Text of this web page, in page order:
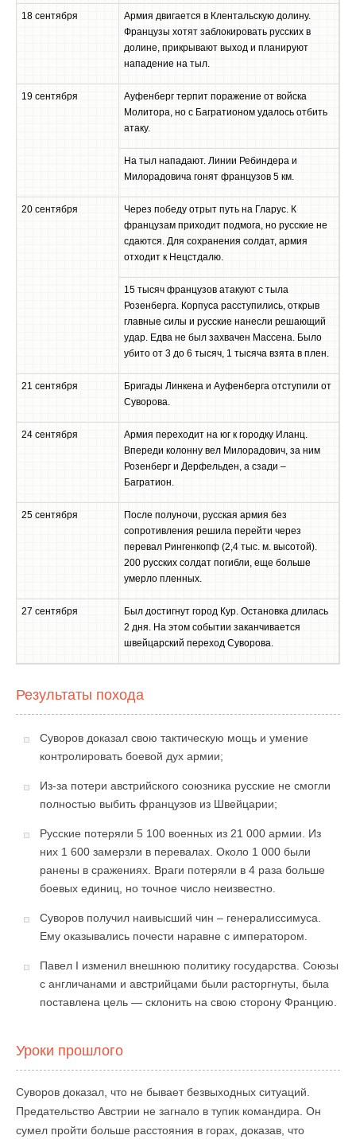
18 сентября
Армия двигается в Клентальскую долину.
Французы хотят заблокировать русских в
долине, прикрывают выход и планируют
нападение на тыл.
19 сентября
Ауфенберг терпит поражение от войска
Молитора, но с Багратионом удалось отбить
атаку.
На тыл нападают. Линии Ребиндера и
Милорадовича гонят французов 5 км.
20 сентября
Через победу отрыт путь на Гларус. К
французам приходит подмога, но русские не
сдаются. Для сохранения солдат, армия
отходит к Нецстдалю.
15 тысяч французов атакуют с тыла
Розенберга. Корпуса расступились, открыв
главные силы и русские нанесли решающий
удар. Едва не был захвачен Массена. Было
убито от 3 до 6 тысяч, 1 тысяча взята в плен.
21 сентября
Бригады Линкена и Ауфенберга отступили от
Суворова.
24 сентября
Армия переходит на юг к городку Иланц.
Впереди колонну вел Милорадович, за ним
Розенберг и Дерфельден, а сзади –
Багратион.
25 сентября
После полуночи, русская армия без
сопротивления решила перейти через
перевал Рингенкопф (2,4 тыс. м. высотой).
200 русских солдат погибли, еще больше
умерло пленных.
27 сентября
Был достигнут город Кур. Остановка длилась
2 дня. На этом событии заканчивается
швейцарский переход Суворова.
Результаты похода
Суворов доказал свою тактическую мощь и умение
контролировать боевой дух армии;
Из-за потери австрийского союзника русские не смогли
полностью выбить французов из Швейцарии;
Русские потеряли 5 100 военных из 21 000 армии. Из
них 1 600 замерзли в перевалах. Около 1 000 были
ранены в сражениях. Враги потеряли в 4 раза больше
боевых единиц, но точное число неизвестно.
Суворов получил наивысший чин – генералиссимуса.
Ему оказывались почести наравне с императором.
Павел I изменил внешнюю политику государства. Союзы
с англичанами и австрийцами были расторгнуты, была
поставлена цель — склонить на свою сторону Францию.
Уроки прошлого
Суворов доказал, что не бывает безвыходных ситуаций.
Предательство Австрии не загнало в тупик командира. Он
сумел пройти больше расстояния в горах, доказав, что